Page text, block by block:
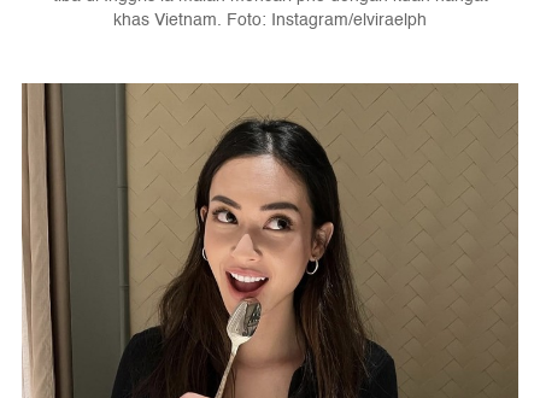
khas Vietnam. Foto: Instagram/elviraelph